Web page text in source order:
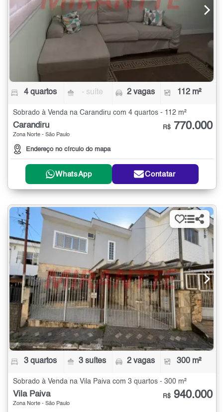
4 quartos - suíte 2 vagas 112 m²
Sobrado à Venda na Carandiru com 4 quartos - 112 m²
Carandiru
Zona Norte - São Paulo
Endereço no círculo do mapa
R$ 770.000
WhatsApp Contatar
3 quartos 3 suítes 2 vagas 300 m²
Sobrado à Venda na Vila Paiva com 3 quartos - 300 m²
Vila Paiva
Zona Norte - São Paulo
R$ 940.000